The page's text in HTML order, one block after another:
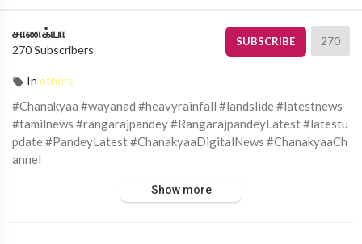
சாணக்யா
270 Subscribers
SUBSCRIBE 270
In others
#Chanakyaa #wayanad #heavyrainfall #landslide #latestnews
#tamilnews #rangarajpandey #RangarajpandeyLatest #latestu
pdate #PandeyLatest #ChanakyaaDigitalNews #ChanakyaaCh
annel
Show more